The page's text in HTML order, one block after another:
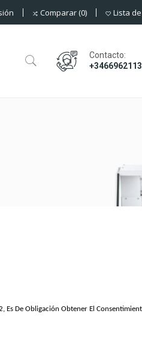
Comparar 0 Lista
Contacto:
Es De Obligación Obtener El